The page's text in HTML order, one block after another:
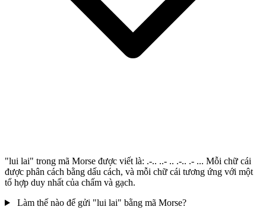
"lui lai" trong mã Morse được viết là: .-.. ..- .. .-.. .- ... Mỗi chữ cái
được phân cách bằng dấu cách, và mỗi chữ cái tương ứng với một
tổ hợp duy nhất của chấm và gạch.
Làm thế nào để gửi "lui lai" bằng mã Morse?